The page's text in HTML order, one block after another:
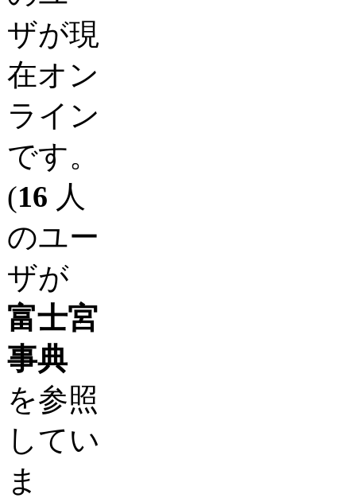
ザが現
在オン
ライン
です。
(16 人
のユー
ザが
富士宮
事典
を参照
してい
ま